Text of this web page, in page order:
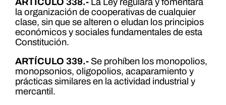
la organización de cooperativas de cualquier
clase, sin que se alteren o eludan los principios
económicos y sociales fundamentales de esta
Constitución.
ARTÍCULO 339.- Se prohíben los monopolios,
monopsonios, oligopolios, acaparamiento y
prácticas similares en la actividad industrial y
mercantil.